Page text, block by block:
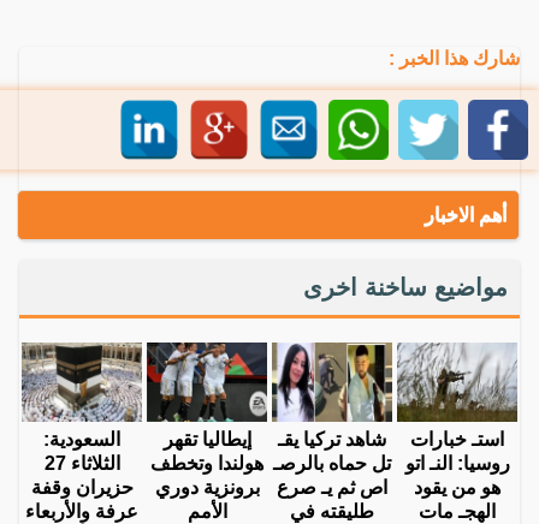
شارك هذا الخبر :
أهم الاخبار
مواضيع ساخنة اخرى
استـ خبارات
روسيا: النـ اتو
هو من يقود
الهجـ مات
شاهد تركيا يقـ
تل حماه بالرصـ
اص ثم يـ صرع
طليقته في
إيطاليا تقهر
هولندا وتخطف
برونزية دوري
الأمم
السعودية:
الثلاثاء 27
حزيران وقفة
عرفة والأربعاء